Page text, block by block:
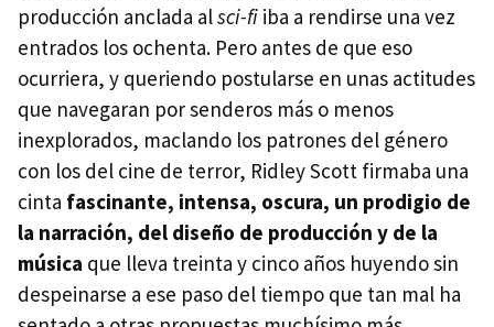
producción anclada alsci-fi iba a rendirse una vez
entrados los ochenta. Pero antes de que eso
ocurriera, y queriendo postularse en unas actitudes
que navegaran por senderos más o menos
inexplorados, maclando los patrones del género
con los del cine de terror, Ridley Scott firmaba una
cinta fascinante, intensa, oscura, un prodigio de
la narración, del diseño de producción y de la
música que lleva treinta y cinco años huyendo sin
despeinarse a ese paso del tiempo que tan mal ha